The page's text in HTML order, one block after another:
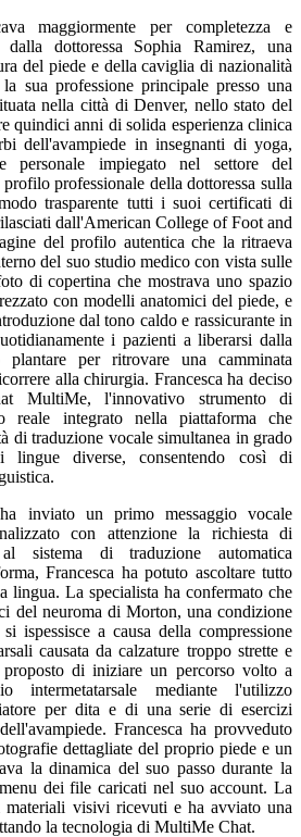
maggiormente per completezza e
dalla dottoressa Sophia Ramirez, una
del piede e della caviglia di nazionalità
la sua professione principale presso una
nella città di Denver, nello stato del
quindici anni di solida esperienza clinica
dell'avampiede in insegnanti di yoga,
personale impiegato nel settore del
professionale della dottoressa sulla
trasparente tutti i suoi certificati di
dall'American College of Foot and
del profilo autentica che la ritraeva
del suo studio medico con vista sulle
di copertina che mostrava uno spazio
con modelli anatomici del piede, e
dal tono caldo e rassicurante in
i pazienti a liberarsi dalla
plantare per ritrovare una camminata
alla chirurgia. Francesca ha deciso
MultiMe, l'innovativo strumento di
reale integrato nella piattaforma che
di traduzione vocale simultanea in grado
lingue diverse, consentendo così di
inviato un primo messaggio vocale
con attenzione la richiesta di
sistema di traduzione automatica
Francesca ha potuto ascoltare tutto
lingua. La specialista ha confermato che
del neuroma di Morton, una condizione
ispessisce a causa della compressione
causata da calzature troppo strette e
di iniziare un percorso volto a
intermetatarsale mediante l'utilizzo
per dita e di una serie di esercizi
Francesca ha provveduto
dettagliate del proprio piede e un
la dinamica del suo passo durante la
dei file caricati nel suo account. La
materiali visivi ricevuti e ha avviato una
la tecnologia di MultiMe Chat.